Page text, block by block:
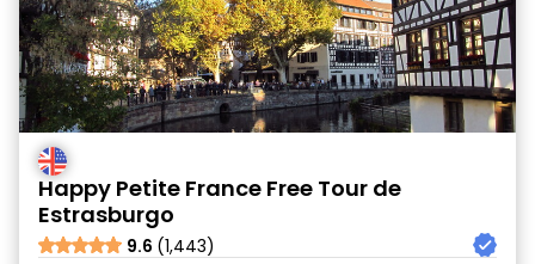
Happy Petite France Free Tour de
Estrasburgo
9.6 (1,443)